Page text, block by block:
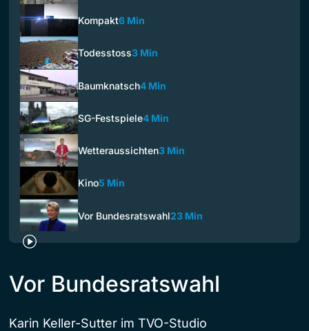
Kompakt6 Min
Todesstoss3 Min
Baumknatsch4 Min
SG-Festspiele4 Min
Wetteraussichten3 Min
Kino5 Min
Vor Bundesratswahl23 Min
Vor Bundesratswahl
Karin Keller-Sutter im TVO-Studio